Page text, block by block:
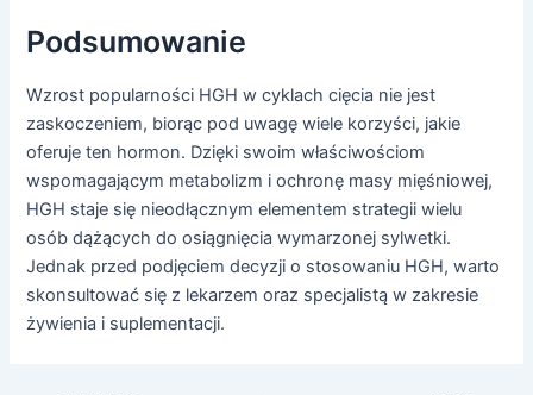
Podsumowanie
Wzrost popularności HGH w cyklach cięcia nie jest
zaskoczeniem, biorąc pod uwagę wiele korzyści, jakie
oferuje ten hormon. Dzięki swoim właściwościom
wspomagającym metabolizm i ochronę masy mięśniowej,
HGH staje się nieodłącznym elementem strategii wielu
osób dążących do osiągnięcia wymarzonej sylwetki.
Jednak przed podjęciem decyzji o stosowaniu HGH, warto
skonsultować się z lekarzem oraz specjalistą w zakresie
żywienia i suplementacji.